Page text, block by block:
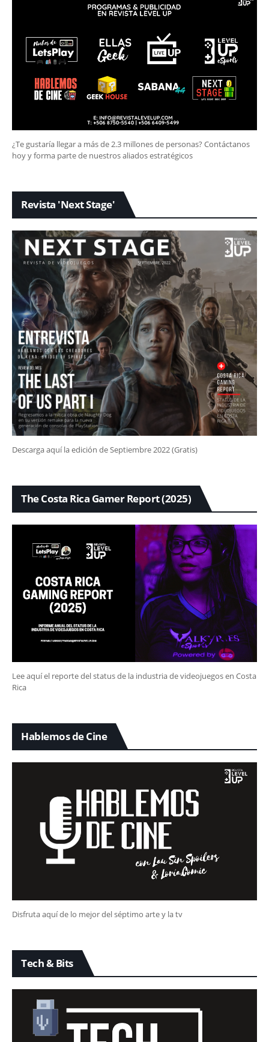
¿Te gustaría llegar a más de 2.3 millones de personas? Contáctanos
hoy y forma parte de nuestros aliados estratégicos
Revista 'Next Stage'
Descarga aquí la edición de Septiembre 2022 (Gratis)
The Costa Rica Gamer Report (2025)
Lee aquí el reporte del status de la industria de videojuegos en Costa
Rica
Hablemos de Cine
Disfruta aquí de lo mejor del séptimo arte y la tv
Tech & Bits